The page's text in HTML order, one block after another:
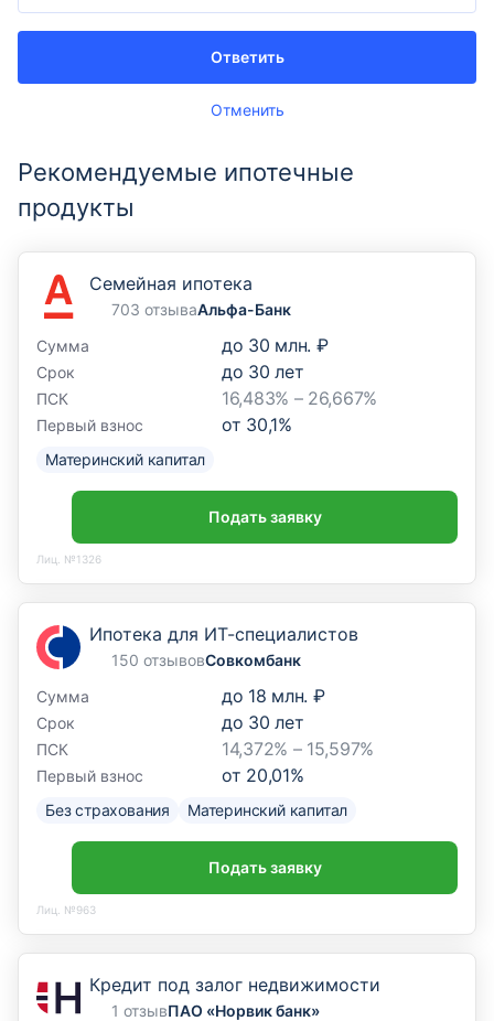
Отменить
Ответить
Рекомендуемые ипотечные
продукты
Семейная ипотека
703 отзываАльфа-Банк
Сумма
до 30 млн. ₽
Срок до 30 лет
ПСК 16,483% – 26,667%
Первый взнос от 30,1%
Материнский капитал
Подать заявку
Лиц. №1326
Ипотека для ИТ-специалистов
150 отзывовСовкомбанк
Сумма
до 18 млн. ₽
Срок до 30 лет
ПСК 14,372% – 15,597%
Первый взнос от 20,01%
Без страхования Материнский капитал
Подать заявку
Лиц. №963
Кредит под залог недвижимости
1 отзывПАО «Норвик банк»